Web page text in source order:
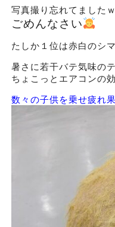
写真撮り忘れてました
ごめんなさい
たしか１位は赤白のシ
暑さに若干バテ気味の
ちょこっとエアコンの
数々の子供を乗せ疲れ